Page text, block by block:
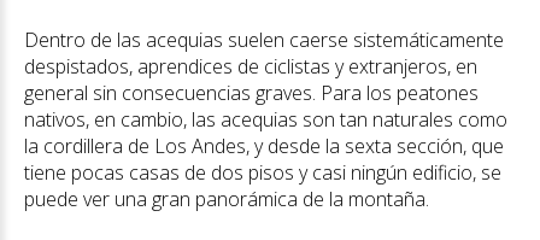
Dentro de las acequias suelen caerse sistemáticamente
despistados, aprendices de ciclistas y extranjeros, en
general sin consecuencias graves. Para los peatones
nativos, en cambio, las acequias son tan naturales como
la cordillera de Los Andes, y desde la sexta sección, que
tiene pocas casas de dos pisos y casi ningún edificio, se
puede ver una gran panorámica de la montaña.